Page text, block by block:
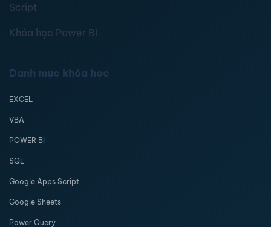
Script
Khóa học Power BI
Danh mục khóa học
EXCEL
VBA
POWER BI
SQL
Google Apps Script
Google Sheets
Power Query